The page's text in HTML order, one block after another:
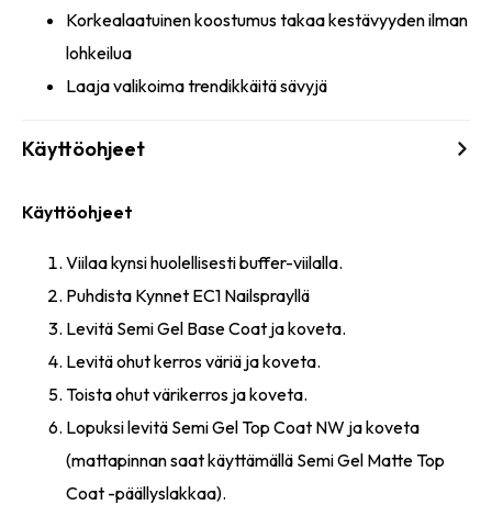
Korkealaatuinen koostumus takaa kestävyyden ilman
lohkeilua
Laaja valikoima trendikkäitä sävyjä
Käyttöohjeet
Käyttöohjeet
Viilaa kynsi huolellisesti buffer-viilalla.
Puhdista Kynnet EC1 Nailsprayllä
Levitä Semi Gel Base Coat ja koveta.
Levitä ohut kerros väriä ja koveta.
Toista ohut värikerros ja koveta.
Lopuksi levitä Semi Gel Top Coat NW ja koveta
(mattapinnan saat käyttämällä Semi Gel Matte Top
Coat -päällyslakkaa).